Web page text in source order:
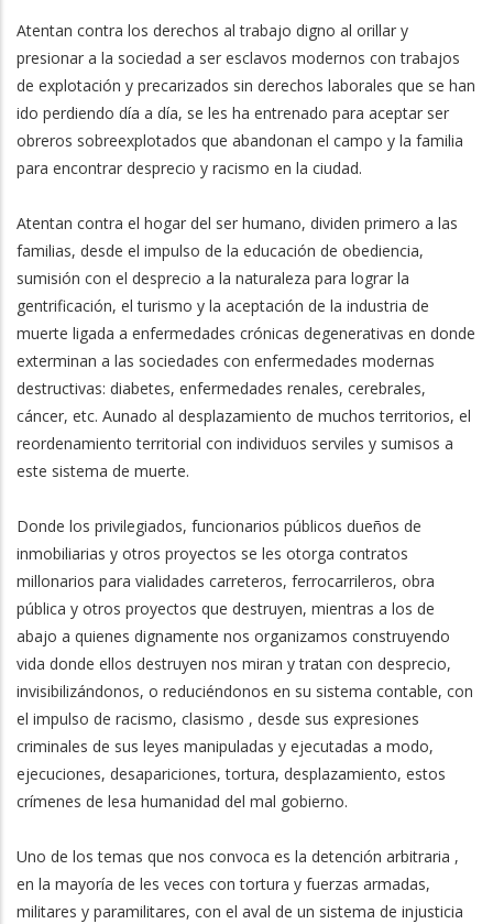
Atentan contra los derechos al trabajo digno al orillar y
presionar a la sociedad a ser esclavos modernos con trabajos
de explotación y precarizados sin derechos laborales que se han
ido perdiendo día a día, se les ha entrenado para aceptar ser
obreros sobreexplotados que abandonan el campo y la familia
para encontrar desprecio y racismo en la ciudad.
Atentan contra el hogar del ser humano, dividen primero a las
familias, desde el impulso de la educación de obediencia,
sumisión con el desprecio a la naturaleza para lograr la
gentrificación, el turismo y la aceptación de la industria de
muerte ligada a enfermedades crónicas degenerativas en donde
exterminan a las sociedades con enfermedades modernas
destructivas: diabetes, enfermedades renales, cerebrales,
cáncer, etc. Aunado al desplazamiento de muchos territorios, el
reordenamiento territorial con individuos serviles y sumisos a
este sistema de muerte.
Donde los privilegiados, funcionarios públicos dueños de
inmobiliarias y otros proyectos se les otorga contratos
millonarios para vialidades carreteros, ferrocarrileros, obra
pública y otros proyectos que destruyen, mientras a los de
abajo a quienes dignamente nos organizamos construyendo
vida donde ellos destruyen nos miran y tratan con desprecio,
invisibilizándonos, o reduciéndonos en su sistema contable, con
el impulso de racismo, clasismo , desde sus expresiones
criminales de sus leyes manipuladas y ejecutadas a modo,
ejecuciones, desapariciones, tortura, desplazamiento, estos
crímenes de lesa humanidad del mal gobierno.
Uno de los temas que nos convoca es la detención arbitraria ,
en la mayoría de les veces con tortura y fuerzas armadas,
militares y paramilitares, con el aval de un sistema de injusticia